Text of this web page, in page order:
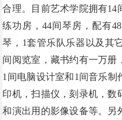
合理。目前艺术学院拥有14
练功房，44间琴房，配有48
琴， 1套管乐队乐器以及其
间阅览室，藏书约有一万册
1 间电脑设计室和1 间音乐制
印机，扫描仪，刻录机，数
和演出用的影像设备等。另